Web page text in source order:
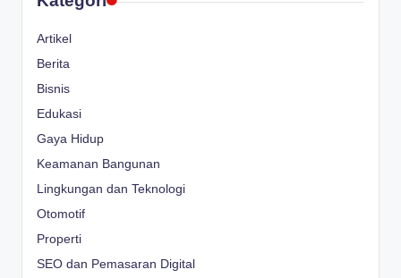
Artikel
Berita
Bisnis
Edukasi
Gaya Hidup
Keamanan Bangunan
Lingkungan dan Teknologi
Otomotif
Properti
SEO dan Pemasaran Digital